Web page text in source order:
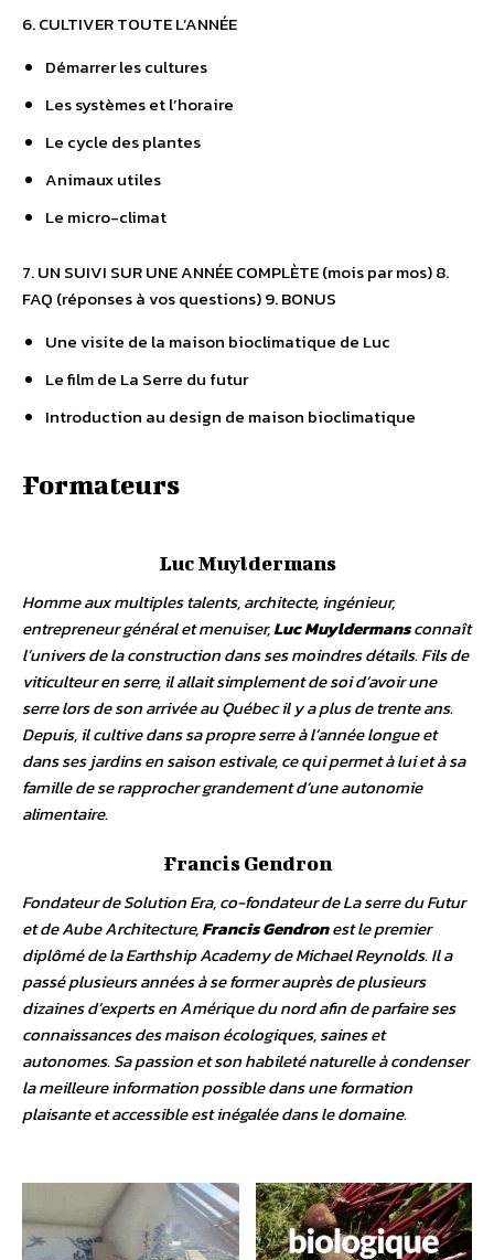
Les coûts d’une serre bâtie par un charpentier
6. CULTIVER TOUTE L’ANNÉE
Démarrer les cultures
Les systèmes et l’horaire
Le cycle des plantes
Animaux utiles
Le micro-climat
FAQ (réponses à vos questions) 9. BONUS
Une visite de la maison bioclimatique de Luc
Le film de La Serre du futur
Luc Muyldermans
Homme aux multiples talents, architecte, ingénieur,
entrepreneur général et menuiser,
Luc Muyldermansconnaît
l’univers de la construction dans ses moindres détails. Fils de
viticulteur en serre, il allait simplement de soi d’avoir une
serre lors de son arrivée au Québec il y a plus de trente ans.
Depuis, il cultive dans sa propre serre à l’année longue et
famille de se rapprocher grandement d’une autonomie
Francis Gendron
Fondateur de Solution Era, co-fondateur de La serre du Futur
et de Aube Architecture,Francis Gendronest le premier
diplômé de la Earthship Academy de Michael Reynolds. Il a
passé plusieurs années à se former auprès de plusieurs
dizaines d’experts en Amérique du nord afin de parfaire ses
connaissances des maison écologiques, saines et
plaisante et accessible est inégalée dans le domaine.